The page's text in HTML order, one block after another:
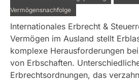
Vermögensnachfolge
Internationales Erbrecht &
Vermögen im Ausland stellt
komplexe Herausforderungen
von Erbschaften.
Erbrechtsordnungen, das